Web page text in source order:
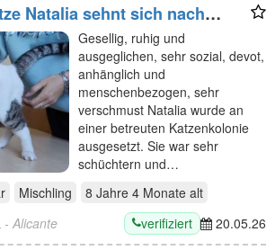
Natalia sehnt sich nach
ZuhauseGesellig, ruhig und
ausgeglichen, sehr sozial, devot,
anhänglich und
menschenbezogen, sehr
verschmust Natalia wurde an
einer betreuten Katzenkolonie
ausgesetzt. Sie war sehr
schüchtern und…
Mischling 8 Jahre 4 Monate alt
- Alicante verifiziert 20.05.26